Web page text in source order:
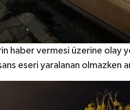
haber vermesi üzerine olay
eseri yaralanan olmazken